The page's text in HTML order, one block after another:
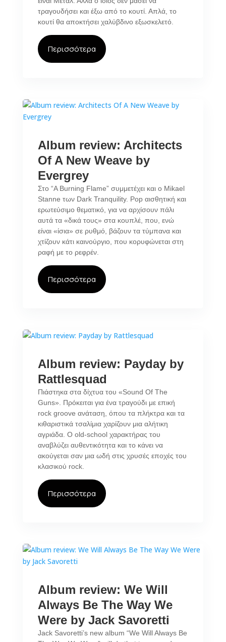
τραγουδήσει και έξω από το κουτί. Απλά, το
κουτί θα αποκτήσει χαλύβδινο εξωσκελετό.
Περισσότερα
Album review: Architects
Of A New Weave by
Evergrey
Στο “A Burning Flame” συμμετέχει και ο Mikael
Stanne των Dark Tranquility. Pop αισθητική και
ερωτεύσιμο θεματικό, για να αρχίσουν πάλι
αυτά τα «δικά τους» στα κουπλέ, που, ενώ
είναι «ίσια» σε ρυθμό, βάζουν τα τύμπανα και
χτίζουν κάτι καινούργιο, που κορυφώνεται στη
ραφή με το ρεφρέν.
Περισσότερα
Album review: Payday by
Rattlesquad
Πιάστηκα στα δίχτυα του «Sound Of The
Guns». Πρόκειται για ένα τραγούδι με επική
rock groove ανάταση, όπου τα πλήκτρα και τα
κιθαριστικά τσαλίμια χαρίζουν μια αλήτικη
αγριάδα. Ο old-school χαρακτήρας του
αναβλύζει αυθεντικότητα και το κάνει να
ακούγεται σαν μια ωδή στις χρυσές εποχές του
κλασικού rock.
Περισσότερα
Album review: We Will
Always Be The Way We
Were by Jack Savoretti
Jack Savoretti’s new album “We Will Always Be